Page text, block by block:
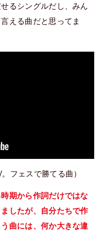
るシングルだし、みん
える曲だと思ってま
フェスで勝てる曲）
期から作詞だけではな
したが、自分たちで作
曲には、何か大きな違